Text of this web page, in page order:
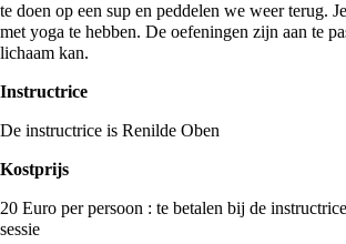
te doen op een sup en peddelen we weer terug.
met yoga te hebben. De oefeningen zijn aan te
lichaam kan.
Instructrice
De instructrice is Renilde Oben
Kostprijs
20 Euro per persoon : te betalen bij de
sessie